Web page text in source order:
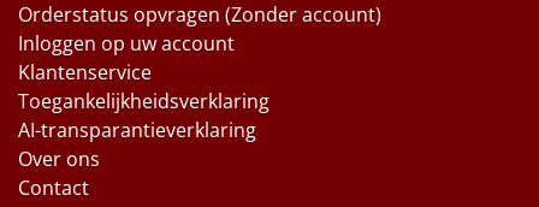
Orderstatus opvragen (Zonder account)
Inloggen op uw account
Klantenservice
Toegankelijkheidsverklaring
AI-transparantieverklaring
Over ons
Contact